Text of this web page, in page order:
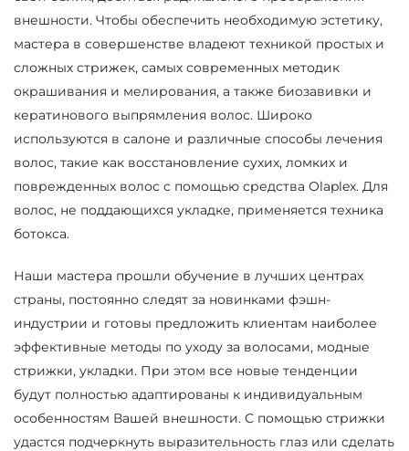
внешности. Чтобы обеспечить необходимую эстетику,
мастера в совершенстве владеют техникой простых и
сложных стрижек, самых современных методик
окрашивания и мелирования, а также биозавивки и
кератинового выпрямления волос. Широко
используются в салоне и различные способы лечения
волос, такие как восстановление сухих, ломких и
поврежденных волос с помощью средства Olaplex. Для
волос, не поддающихся укладке, применяется техника
ботокса.
Наши мастера прошли обучение в лучших центрах
страны, постоянно следят за новинками фэшн-
индустрии и готовы предложить клиентам наиболее
эффективные методы по уходу за волосами, модные
стрижки, укладки. При этом все новые тенденции
будут полностью адаптированы к индивидуальным
особенностям Вашей внешности. С помощью стрижки
удастся подчеркнуть выразительность глаз или сделать